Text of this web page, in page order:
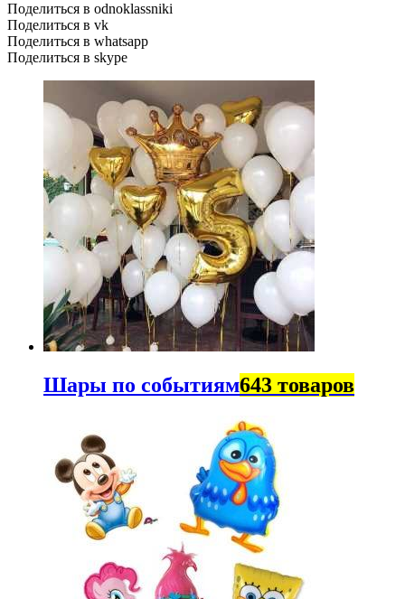
Поделиться в odnoklassniki
Поделиться в vk
Поделиться в whatsapp
Поделиться в skype
Шары по событиям643 товаров